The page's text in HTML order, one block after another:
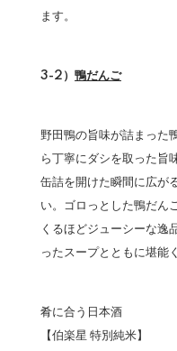
ます。
3-2） 鴨だんご
野田鴨の旨味が詰まった
ら丁寧にダシを取った旨
缶詰を開けた瞬間に広が
い。ゴロっとした鴨だん
くるほどジューシーな逸
ったスープとともに堪能
肴に合う日本酒
【伯楽星 特別純米】